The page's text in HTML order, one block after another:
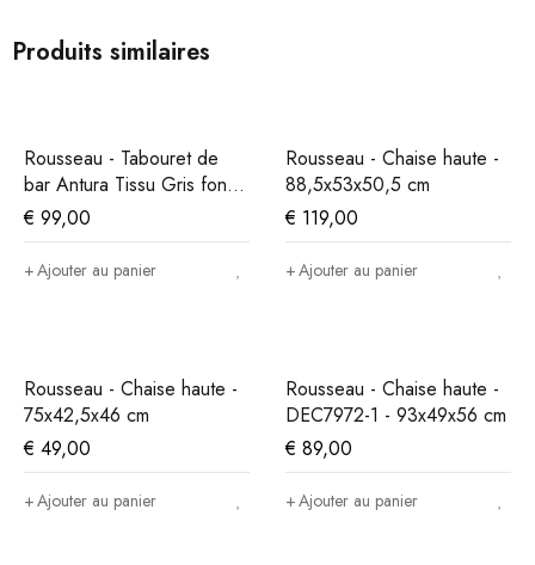
Produits similaires
Rousseau - Tabouret de
bar Antura Tissu Gris foncé
- 97x46x53 cm
€ 99,00
Ajouter au panier
Rousseau - Chaise haute -
88,5x53x50,5 cm
€ 119,00
Ajouter au panier
Rousseau - Chaise haute -
75x42,5x46 cm
€ 49,00
Ajouter au panier
Rousseau - Chaise haute -
DEC7972-1 - 93x49x56 cm
€ 89,00
Ajouter au panier